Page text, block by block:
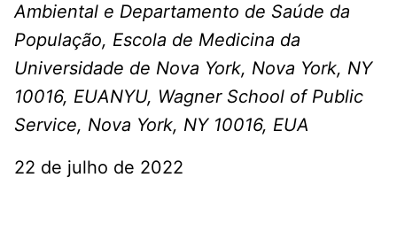
Ambiental e Departamento de Saúde da
População, Escola de Medicina da
Universidade de Nova York, Nova York, NY
10016, EUANYU, Wagner School of Public
Service, Nova York, NY 10016, EUA
22 de julho de 2022